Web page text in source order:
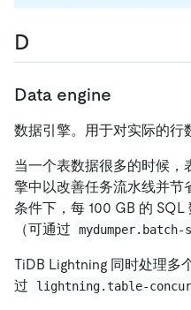
D
Data engine
数据引擎。用于对实际的行
当一个表数据很多的时候，
擎中以改善任务流水线并节
条件下，每 100 GB 的
（可通过
mydumper.batch-
TiDB Lightning 同时处理多
过
lightning.table-